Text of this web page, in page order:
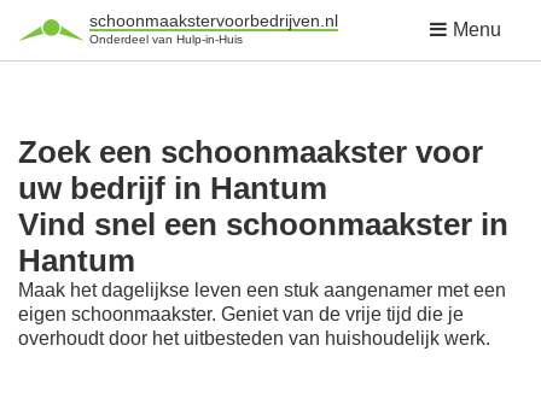
schoonmaakstervoorbedrijven.nl
Onderdeel van Hulp-in-Huis Menu
Zoek een schoonmaakster voor
uw bedrijf in Hantum
Vind snel een schoonmaakster in
Hantum
Maak het dagelijkse leven een stuk aangenamer met een
eigen schoonmaakster. Geniet van de vrije tijd die je
overhoudt door het uitbesteden van huishoudelijk werk.